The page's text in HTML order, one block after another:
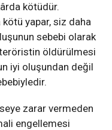
kötüdür.
yapar, siz daha
sebebi olarak
öldürülmesi
iyi oluşundan değil
zarar vermeden
engellemesi